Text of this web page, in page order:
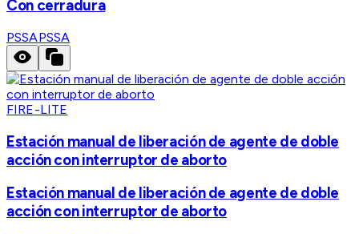
Con cerradura
PSSAPSSA
FIRE-LITE
Estación manual de liberación de agente de doble
acción con interruptor de aborto
Estación manual de liberación de agente de doble
acción con interruptor de aborto